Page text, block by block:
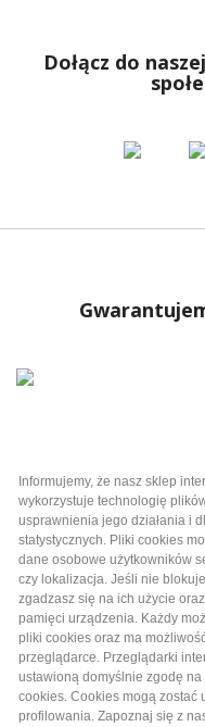
Dołącz do
Kategorie
Informacje i pomoc
Twoje konto
Informacja o sklepie
Informujemy, że nasz sklep
wykorzystuje technologię
usprawnienia jego działania i
statystycznych. Pliki cookies
dane osobowe użytkowników
czy lokalizacja. Jeśli nie
zgadzasz się na ich użycie
pamięci urządzenia. Każdy
pliki cookies oraz ma
przeglądarce. Przeglądarki
ustawioną domyślnie zgodę
cookies. Cookies mogą zostać
profilowania. Zapoznaj się z